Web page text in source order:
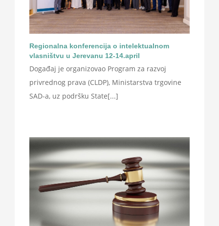
Regionalna konferencija o intelektualnom
vlasništvu u Jerevanu 12-14.april
Događaj je organizovao Program za razvoj
privrednog prava (CLDP), Ministarstva trgovine
SAD-a, uz podršku State[...]